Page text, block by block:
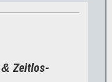
& Zeitlos-